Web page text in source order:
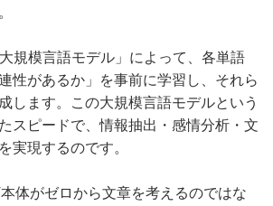
規模言語モデル」によって、各単語
性があるか」を事前に学習し、それら
します。この大規模言語モデルという
スピードで、情報抽出・感情分析・文
実現するのです。
体がゼロから文章を考えるのではな